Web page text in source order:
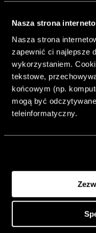
Nasza strona
Nasza strona
zapewnić ci najlepsze
wykorzystaniem.
tekstowe,
końcowym (np.
mogą być
teleinformatyczny.
&